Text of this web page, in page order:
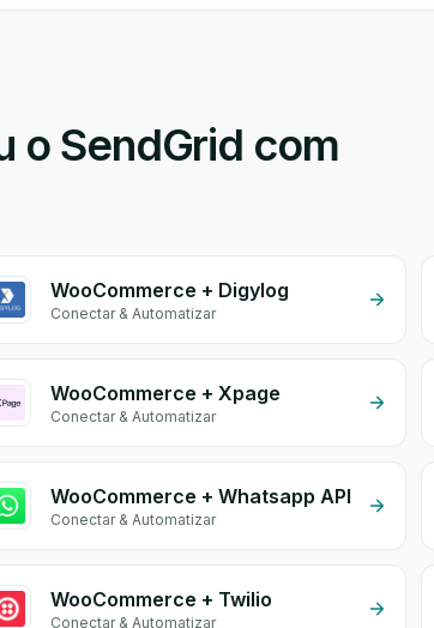
o SendGrid com
WooCommerce + Digylog
Conectar & Automatizar
WooCommerce + Xpage
Conectar & Automatizar
WooCommerce + Whatsapp API
Conectar & Automatizar
WooCommerce + Twilio
Conectar & Automatizar